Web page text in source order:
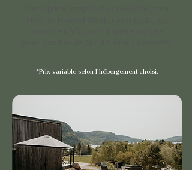
*Prix variable selon l’hébergement choisi.